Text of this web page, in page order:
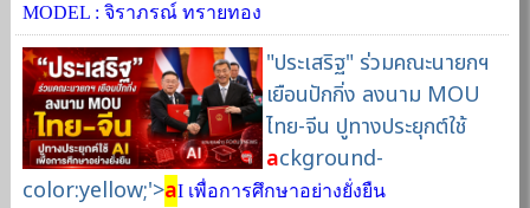
MODEL : จิราภรณ์ ทรายทอง
"ประเสริฐ" ร่วมคณะนายกฯ
เยือนปักกิ่ง ลงนาม MOU
ไทย-จีน ปูทางประยุกต์ใช้
ackground-
color:yellow;'>aI เพื่อการศึกษาอย่างยั่งยืน